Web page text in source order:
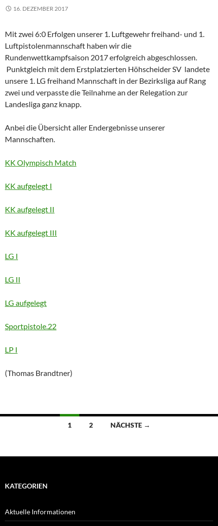
16. DEZEMBER 2017
Mit zwei 6:0 Erfolgen unserer 1. Luftgewehr freihand- und 1.
Luftpistolenmannschaft haben wir die
Rundenwettkampfsaison 2017 erfolgreich abgeschlossen.
Punktgleich mit dem Erstplatzierten Höhscheider SV landete
unsere 1. LG freihand Mannschaft in der Bezirksliga auf Rang
zwei und verpasste die Teilnahme an der Relegation zur
Landesliga ganz knapp.
Anbei die Übersicht aller Endergebnisse unserer
Mannschaften.
KK Olympisch Match
KK aufgelegt I
KK aufgelegt II
KK aufgelegt III
LG I
LG II
LG aufgelegt
Sportpistole.22
LP I
(Thomas Brandtner)
Beitragsnavigation
1 2 NÄCHSTE →
KATEGORIEN
Aktuelle Informationen